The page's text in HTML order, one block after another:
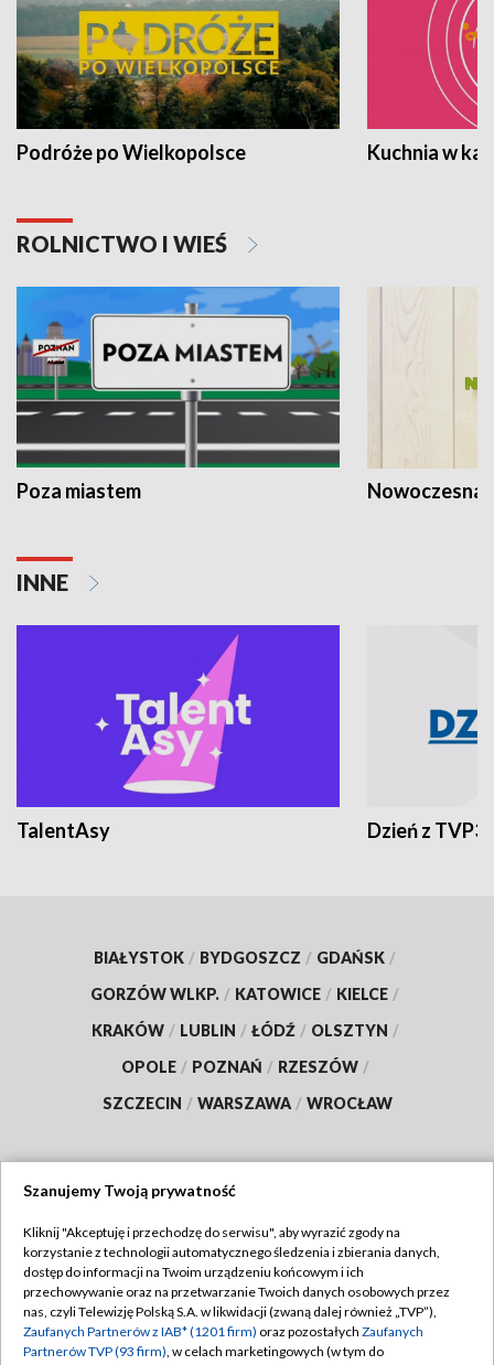
Podróże po Wielkopolsce Kuchnia w
ROLNICTWO I WIEŚ
Poza miastem Nowoczesna
INNE
TalentAsy Dzień z TVP3
BIAŁYSTOK / BYDGOSZCZ / GDAŃSK /
GORZÓW WLKP. / KATOWICE / KIELCE /
KRAKÓW / LUBLIN / ŁÓDŹ / OLSZTYN /
OPOLE / POZNAŃ / RZESZÓW /
SZCZECIN / WARSZAWA / WROCŁAW
TVP
Abonament TVP
Emisja w TVP
Regulamin TVP
Polityka prywatności
Szanujemy Twoją prywatność
Kliknij "Akceptuję i przechodzę do serwisu", aby wyrazić zgody na
korzystanie z technologii automatycznego śledzenia i zbierania danych,
dostęp do informacji na Twoim urządzeniu końcowym i ich
przechowywanie oraz na przetwarzanie Twoich danych osobowych przez
nas, czyli Telewizję Polską S.A. w likwidacji (zwaną dalej również „TVP”),
Zaufanych Partnerów z IAB* (1201 firm) oraz pozostałych Zaufanych
Partnerów TVP (93 firm), w celach marketingowych (w tym do